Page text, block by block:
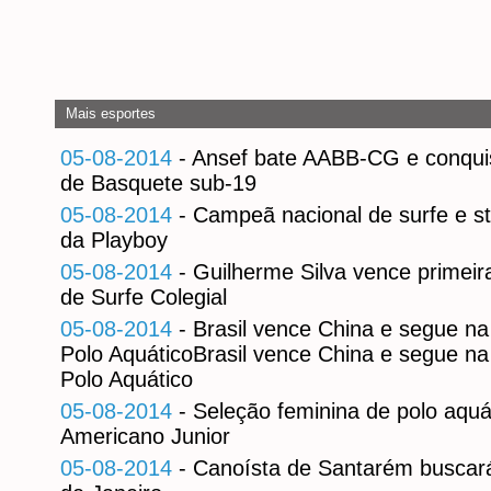
Mais esportes
05-08-2014 - Ansef bate AABB-CG e
de Basquete sub-19
05-08-2014 - Campeã nacional de surfe e
da Playboy
05-08-2014 - Guilherme Silva vence
de Surfe Colegial
05-08-2014 - Brasil vence China e segue
Polo AquáticoBrasil vence China e segue
Polo Aquático
05-08-2014 - Seleção feminina de polo
Americano Junior
05-08-2014 - Canoísta de Santarém